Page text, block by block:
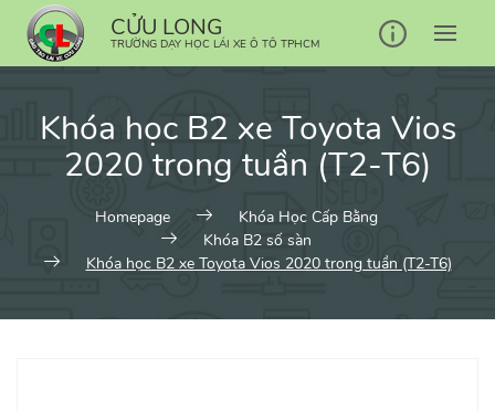
content
CỬU LONG
TRƯỜNG DẠY HỌC LÁI XE Ô TÔ TPHCM
Khóa học B2 xe Toyota Vios
2020 trong tuần (T2-T6)
Homepage
Khóa Học Cấp Bằng
Khóa B2 số sàn
Khóa học B2 xe Toyota Vios 2020 trong tuần (T2-T6)